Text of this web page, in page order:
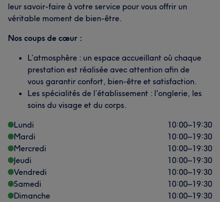
leur savoir-faire à votre service pour vous offrir un
véritable moment de bien-être.
Nos coups de cœur :
L’atmosphère : un espace accueillant où chaque
prestation est réalisée avec attention afin de
vous garantir confort, bien-être et satisfaction.
Les spécialités de l’établissement : l'onglerie, les
soins du visage et du corps.
Lundi
10:00–19:30
Mardi
10:00–19:30
Mercredi
10:00–19:30
Jeudi
10:00–19:30
Vendredi
10:00–19:30
Samedi
10:00–19:30
Dimanche
10:00–19:30